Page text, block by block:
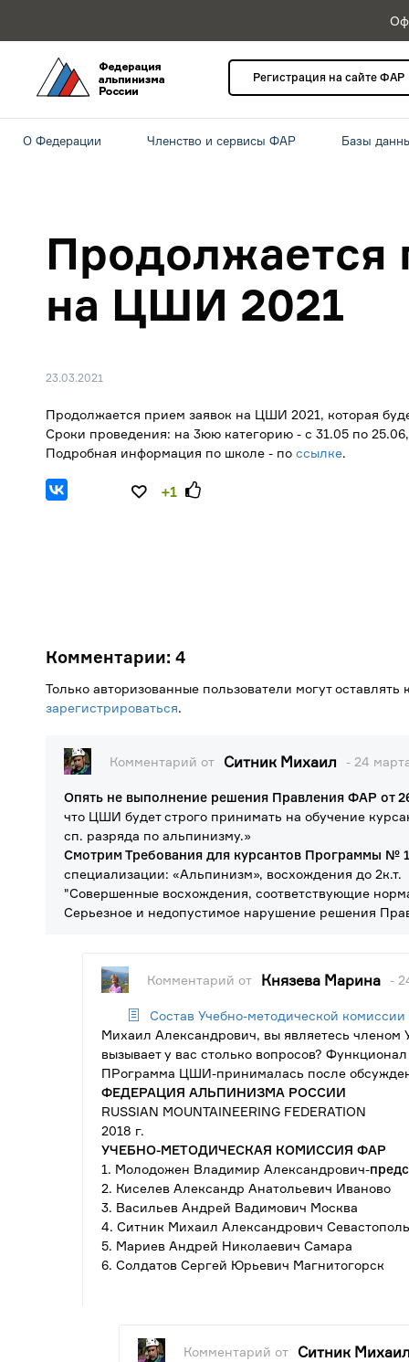
Регистрация на сайте ФАР
О Федерации Членство и сервисы ФАР Базы
Продолжается
на ЦШИ 2021
23.03.2021
Продолжается прием заявок на ЦШИ 2021, которая
Сроки проведения: на 3юю категорию - с 31.05 по
Подробная информация по школе - по ссылке.
+1
Комментарии: 4
Только авторизованные пользователи могут
зарегистрироваться.
Комментарий от Ситник Михаил - 24
Опять не выполнение решения Правления ФАР от
что ЦШИ будет строго принимать на обучение
сп. разряда по альпинизму.»
Смотрим Требования для курсантов Программы №
специализации: «Альпинизм», восхождения до 2к.т.
"Совершенные восхождения, соответствующие
Серьезное и недопустимое нарушение решения
Комментарий от Князева Марина -
Состав Учебно-методической комиссии
Михаил Александрович, вы являетесь
вызывает у вас столько вопросов?
ПРограмма ЦШИ-принималась после
ФЕДЕРАЦИЯ АЛЬПИНИЗМА РОССИИ
RUSSIAN MOUNTAINEERING FEDERATION
2018 г.
УЧЕБНО-МЕТОДИЧЕСКАЯ КОМИССИЯ ФАР
1. Молодожен Владимир Александрович-
2. Киселев Александр Анатольевич Иваново
3. Васильев Андрей Вадимович Москва
4. Ситник Михаил Александрович Севастополь
5. Мариев Андрей Николаевич Самара
6. Солдатов Сергей Юрьевич Магнитогорск
Комментарий от Ситник